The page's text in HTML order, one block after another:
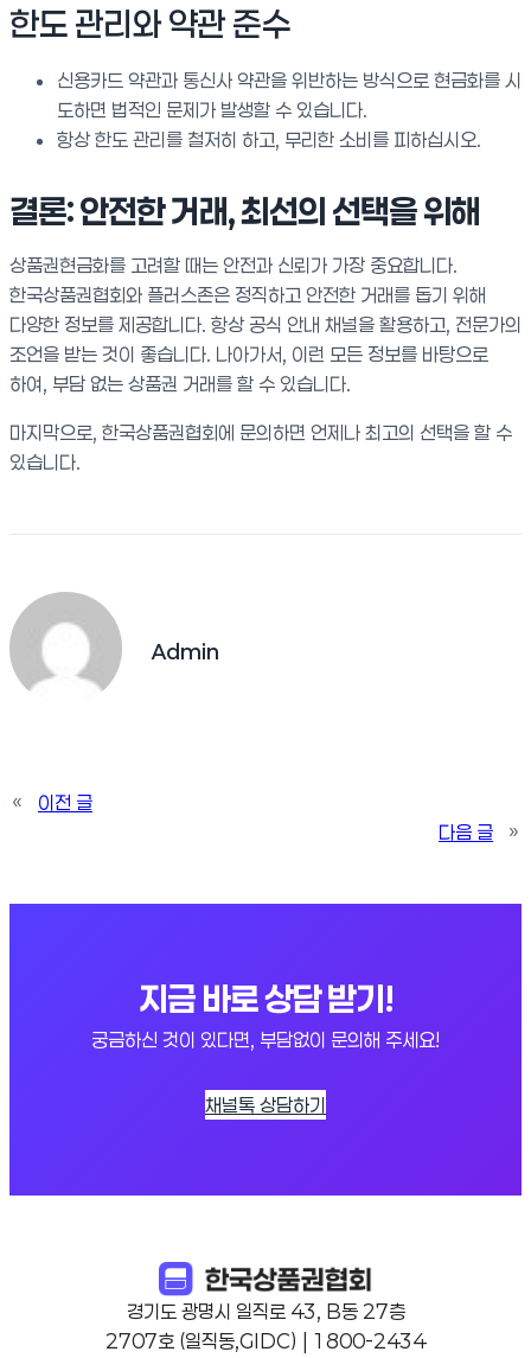
한도 관리와 약관 준수
신용카드 약관과 통신사 약관을 위반하는 방식으로 현금화를 시
도하면 법적인 문제가 발생할 수 있습니다.
항상 한도 관리를 철저히 하고, 무리한 소비를 피하십시오.
결론: 안전한 거래, 최선의 선택을 위해
상품권현금화를 고려할 때는 안전과 신뢰가 가장 중요합니다.
한국상품권협회와 플러스존은 정직하고 안전한 거래를 돕기 위해
다양한 정보를 제공합니다. 항상 공식 안내 채널을 활용하고, 전문가의
조언을 받는 것이 좋습니다. 나아가서, 이런 모든 정보를 바탕으로
하여, 부담 없는 상품권 거래를 할 수 있습니다.
마지막으로, 한국상품권협회에 문의하면 언제나 최고의 선택을 할 수
있습니다.
Admin
«
이전 글
다음 글
»
지금 바로 상담 받기!
궁금하신 것이 있다면, 부담없이 문의해 주세요!
채널톡 상담하기
경기도 광명시 일직로 43, B동 27층
2707호 (일직동,GIDC) | 1800-2434